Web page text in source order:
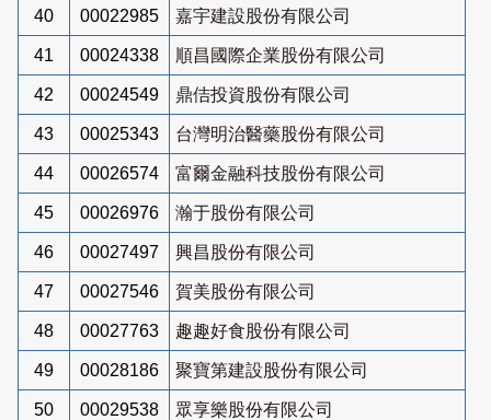
40 00022985 嘉宇建設股份有限公司
41 00024338 順昌國際企業股份有限公司
42 00024549 鼎佶投資股份有限公司
43 00025343 台灣明治醫藥股份有限公司
44 00026574 富爾金融科技股份有限公司
45 00026976 瀚于股份有限公司
46 00027497 興昌股份有限公司
47 00027546 賀美股份有限公司
48 00027763 趣趣好食股份有限公司
49 00028186 聚寶第建設股份有限公司
50 00029538
眾享樂股份有限公司